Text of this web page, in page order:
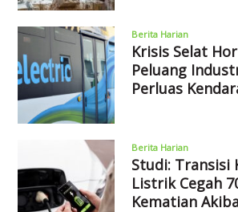
Berita Harian
Krisis Selat
Peluang
Perluas
Berita Harian
Studi: Transisi
Listrik Cegah
Kematian